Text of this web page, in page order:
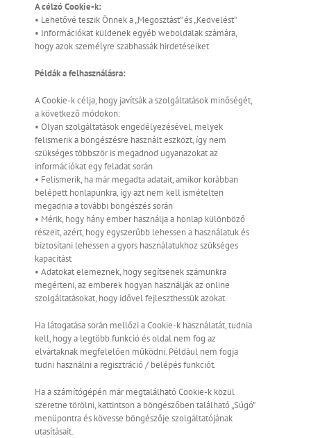
A célzó Cookie-k:
• Lehetővé teszik Önnek a „Megosztást” és „Kedvelést”
• Információkat küldenek egyéb weboldalak számára,
hogy azok személyre szabhassák hirdetéseiket
Példák a felhasználásra:
A Cookie-k célja, hogy javítsák a szolgáltatások minőségét,
a következő módokon:
• Olyan szolgáltatások engedélyezésével, melyek
felismerik a böngészésre használt eszközt, így nem
szükséges többször is megadnod ugyanazokat az
információkat egy feladat során
• Felismerik, ha már megadta adatait, amikor korábban
belépett honlapunkra, így azt nem kell ismételten
megadnia a további böngészés során
• Mérik, hogy hány ember használja a honlap különböző
részeit, azért, hogy egyszerűbb lehessen a használatuk és
biztosítani lehessen a gyors használatukhoz szükséges
kapacitást
• Adatokat elemeznek, hogy segítsenek számunkra
megérteni, az emberek hogyan használják az online
szolgáltatásokat, hogy idővel fejleszthessük azokat.
Ha látogatása során mellőzi a Cookie-k használatát, tudnia
kell, hogy a legtöbb funkció és oldal nem fog az
elvártaknak megfelelően működni. Például nem fogja
tudni használni a regisztráció / belépés funkciót.
Ha a számítógépén már megtalálható Cookie-k közül
szeretne törölni, kattintson a böngészőben található „Súgó”
menüpontra és kövesse böngészője szolgáltatójának
utasításait.